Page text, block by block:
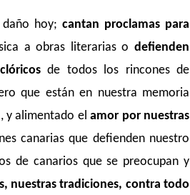
hoy; cantan proclamas para
a obras literarias odefienden
de todos los rincones de
que están en nuestra memoria
, y alimentado elamor por nuestras
canarias que defienden nuestro
de canarios que se preocupan y
nuestras tradiciones, contra todo